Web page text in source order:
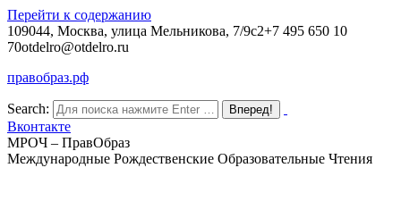
Перейти к содержанию
109044, Москва, улица Мельникова, 7/9с2+7 495 650 10
70otdelro@otdelro.ru
правобраз.рф
Search:
Вконтакте
МРОЧ – ПравОбраз
Международные Рождественские Образовательные Чтения